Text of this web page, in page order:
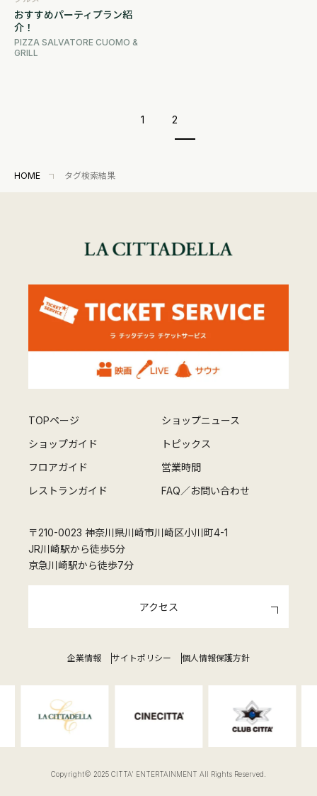
おすすめパーティプラン紹
介！
PIZZA SALVATORE CUOMO &
GRILL
1 2
HOME タグ検索結果
TOPページ
ショップニュース
ショップガイド
トピックス
フロアガイド
営業時間
レストランガイド
FAQ／お問い合わせ
〒210-0023 神奈川県川崎市川崎区小川町4-1
JR川崎駅から徒歩5分
京急川崎駅から徒歩7分
アクセス
企業情報 サイトポリシー 個人情報保護方針
Copyright© 2025 CITTA' ENTERTAINMENT All Rights Reserved.